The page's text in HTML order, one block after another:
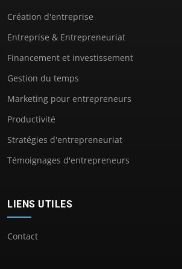
Création d'entreprise
Entreprise & Entrepreneuriat
Financement et investissement
Gestion du temps
Marketing pour entrepreneurs
Productivité
Stratégies d'entrepreneuriat
Témoignages d'entrepreneurs
LIENS UTILES
Contact